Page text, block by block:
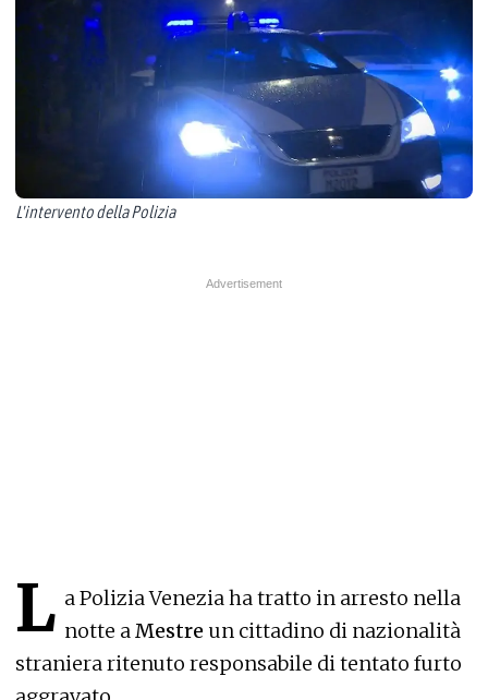
L'intervento della Polizia
L a Polizia Venezia ha tratto in arresto nella
notte aMestre un cittadino di nazionalità
straniera ritenuto responsabile di tentato furto